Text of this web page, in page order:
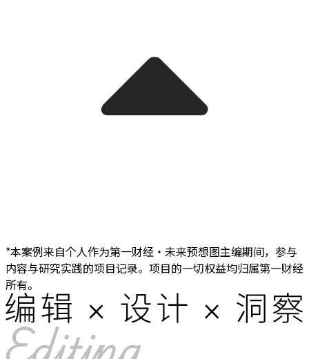
*本案例来自个人作为第一财经・未来预想图主编期间，参与
内容与研究实践的项目记录。项目的一切权益均归属第一财经
所有。